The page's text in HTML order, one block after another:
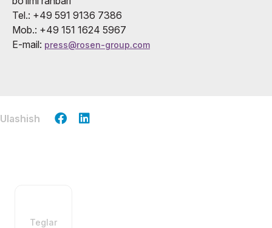
Tel.: +49 591 9136 7386
Mob.: +49 151 1624 5967
E-mail: press@rosen-group.com
Ulashish
Teglar